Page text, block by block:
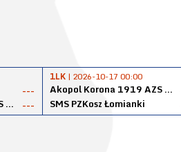
---
Akopol Korona 1919 AZS PK Kraków
---
1LK | 2026-10-17 00:00
Akopol Korona 1919 AZS PK Kraków
SMS PZKosz Łomianki